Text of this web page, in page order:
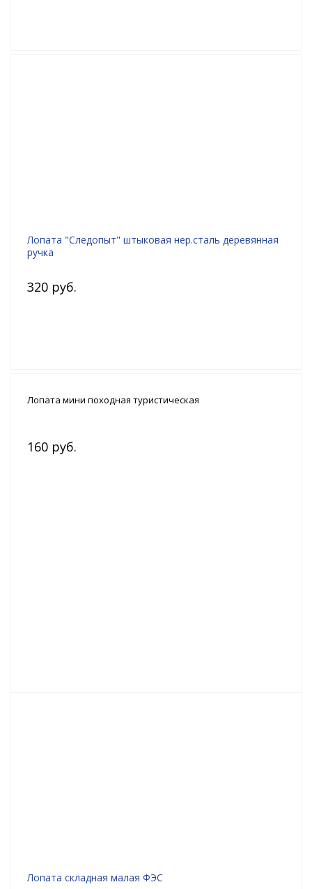
Лопата "Следопыт" штыковая нер.сталь деревянная
ручка
320 руб.
Лопата мини походная туристическая
160 руб.
Лопата складная малая ФЭС